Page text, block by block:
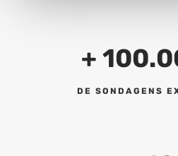
+
DE SONDAGENS